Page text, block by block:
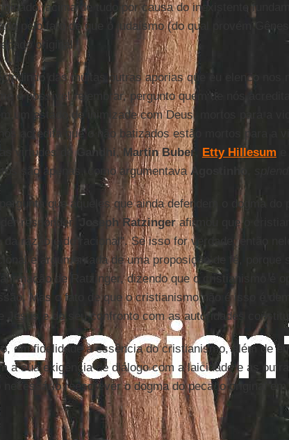
acima de tudo por causa do inexistente
pelo fato de que o judaísmo (do qual provém
original.
das muitas outras aporias que eu elenco nos
me é possível relembrar, pergunto quem de nós
um estado de inimizade com Deus, mortos para a
nós acredita que o não batizados estão mortos para a
as virtudes deGandhi , Martin Buber, Etty Hillesum
são apenas, como argumentavaAgostinho
pergunta que aqueles que ainda defendem o dogma do
responder.
Joseph Ratzingerafirmou que o
da razão e do racional". Se isso for verdade, então
e argumentada de uma proposição de fé, porque
de Ratzinger, dizendo que o cristianismo é
Mas o fato de que o cristianismo não é isso é
Jesus e do seu confronto com as autoridades
em fidelidade à essência do cristianismo, além de
a sua exigência de diálogo com a laicidade e as
necessário reescrever o dogma do pecado original